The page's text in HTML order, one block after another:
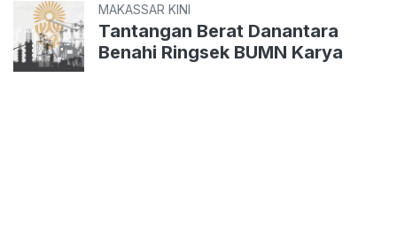
MAKASSAR KINI
Tantangan Berat Danantara
Benahi Ringsek BUMN Karya